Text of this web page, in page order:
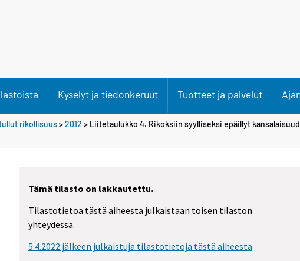
Kyselyt ja tiedonkeruut Tuotteet ja palvelut
rikollisuus>2012 > Liitetaulukko 4. Rikoksiin syylliseksi epäillyt
Tämä tilasto on lakkautettu.
Tilastotietoa tästä aiheesta julkaistaan toisen tilaston
yhteydessä.
5.4.2022 jälkeen julkaistuja tilastotietoja tästä aiheesta